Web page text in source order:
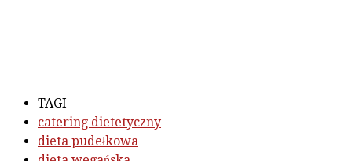
TAGI
catering dietetyczny
dieta pudełkowa